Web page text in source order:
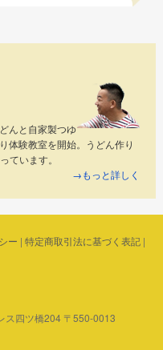
んと自家製つゆ
体験教室を開始。うどん作り
ています。
→もっと詳しく
ー | 特定商取引法に基づく表記|
ス四ツ橋204 〒550-0013